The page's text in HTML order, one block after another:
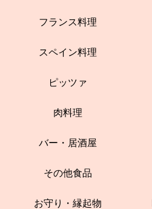
フランス料理
スペイン料理
ピッツァ
肉料理
バー・居酒屋
その他食品
お守り・縁起物